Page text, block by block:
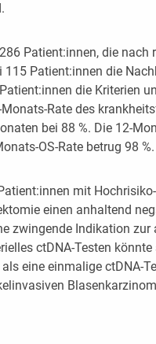
Patient:innen, die nach
115 Patient:innen die
die Kriterien
Rate des
bei 88 %. Die 12-
OS-Rate betrug 98 %.
mit
einen anhaltend
zwingende Indikation zur
ctDNA-Testen
eine einmalige ctDNA-